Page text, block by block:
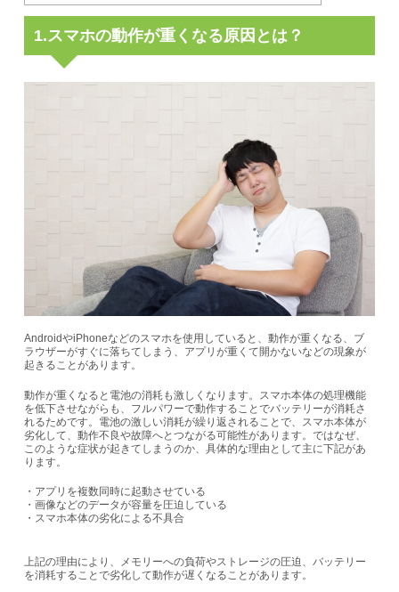
1.スマホの動作が重くなる原因とは？
AndroidやiPhoneなどのスマホを使用していると、動作が重くなる、ブ
ラウザーがすぐに落ちてしまう、アプリが重くて開かないなどの現象が
起きることがあります。
動作が重くなると電池の消耗も激しくなります。スマホ本体の処理機能
を低下させながらも、フルパワーで動作することでバッテリーが消耗さ
れるためです。電池の激しい消耗が繰り返されることで、スマホ本体が
劣化して、動作不良や故障へとつながる可能性があります。ではなぜ、
このような症状が起きてしまうのか、具体的な理由として主に下記があ
ります。
・アプリを複数同時に起動させている
・画像などのデータが容量を圧迫している
・スマホ本体の劣化による不具合
上記の理由により、メモリーへの負荷やストレージの圧迫、バッテリー
を消耗することで劣化して動作が遅くなることがあります。